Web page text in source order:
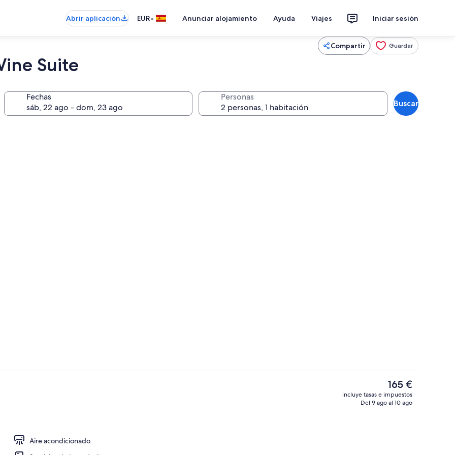
Abrir aplicación EUR• Anunciar alojamiento Ayuda Viajes Iniciar sesión
Compartir Guardar
Suite
Fechas Personas
Buscar
Aire acondicionado
El
precio
actual
165 €
incluye tasas e impuestos
Del 9 ago al 10 ago